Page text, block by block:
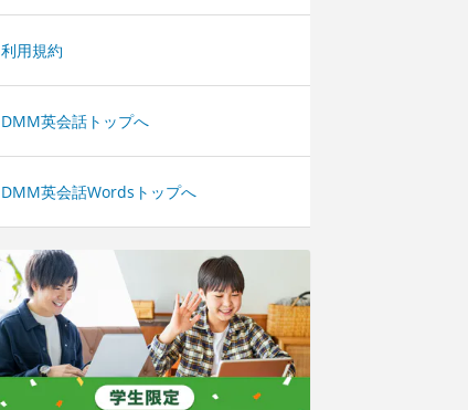
利用規約
DMM英会話トップへ
DMM英会話Wordsトップへ